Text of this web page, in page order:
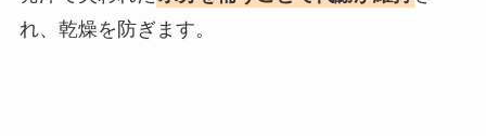
れ、乾燥を防ぎます。